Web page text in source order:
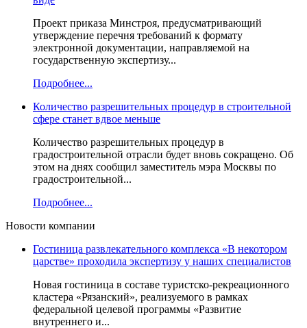
Проект приказа Минстроя, предусматривающий
утверждение перечня требований к формату
электронной документации, направляемой на
государственную экспертизу...
Подробнее...
Количество разрешительных процедур в строительной
сфере станет вдвое меньше
Количество разрешительных процедур в
градостроительной отрасли будет вновь сокращено. Об
этом на днях сообщил заместитель мэра Москвы по
градостроительной...
Подробнее...
Новости компании
Гостиница развлекательного комплекса «В некотором
царстве» проходила экспертизу у наших специалистов
Новая гостиница в составе туристско-рекреационного
кластера «Рязанский», реализуемого в рамках
федеральной целевой программы «Развитие
внутреннего и...